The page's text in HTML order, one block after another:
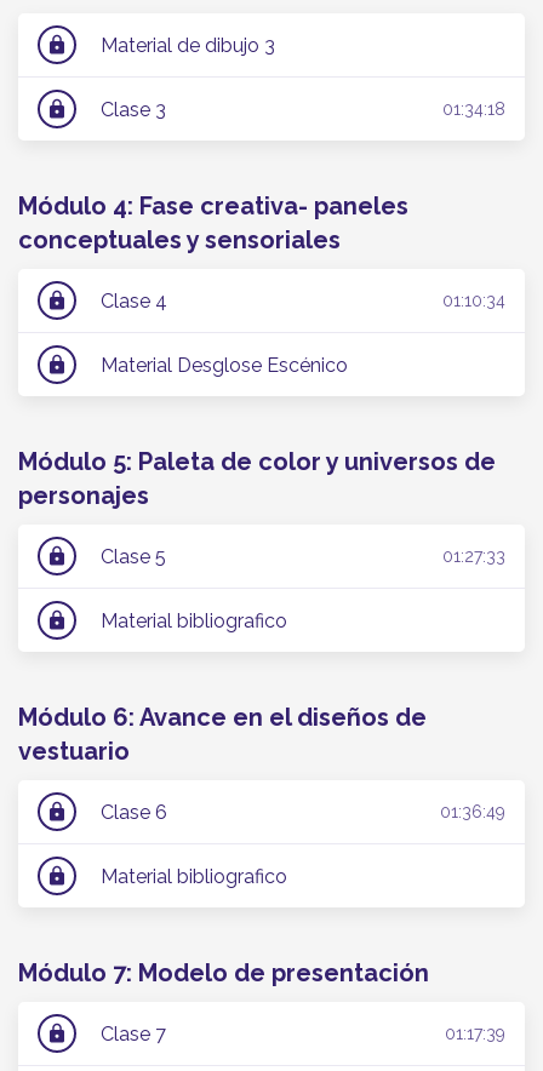
lock Material de dibujo 3
lock Clase 3 01:34:18
Módulo 4: Fase creativa- paneles
conceptuales y sensoriales
lock Clase 4 01:10:34
lock Material Desglose Escénico
Módulo 5: Paleta de color y universos de
personajes
lock Clase 5 01:27:33
lock Material bibliografico
Módulo 6: Avance en el diseños de
vestuario
lock Clase 6 01:36:49
lock Material bibliografico
Módulo 7: Modelo de presentación
lock Clase 7 01:17:39